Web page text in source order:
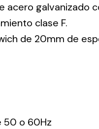
acero galvanizado
clase F.
de 20mm de
50 o 60Hz